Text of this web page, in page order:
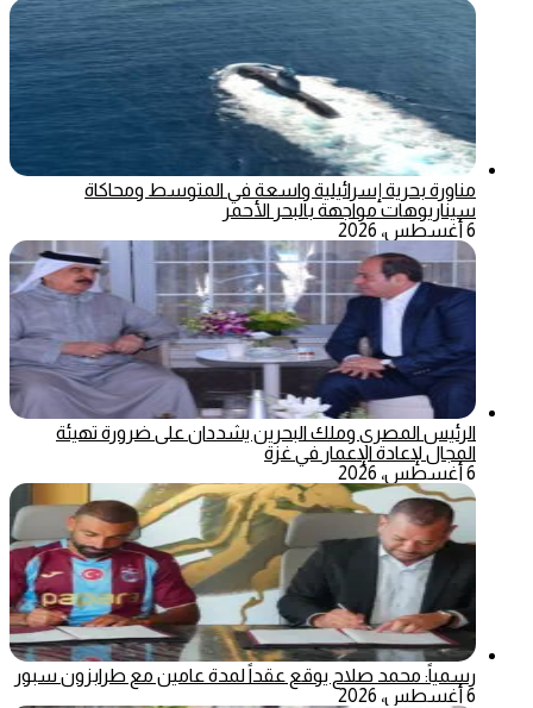
مناورة بحرية إسرائيلية واسعة في المتوسط ومحاكاة
سيناريوهات مواجهة بالبحر الأحمر
6 أغسطس، 2026
الرئيس المصري وملك البحرين يشددان على ضرورة تهيئة
المجال لإعادة الإعمار في غزة
6 أغسطس، 2026
رسمياً: محمد صلاح يوقع عقداً لمدة عامين مع طرابزون سبور
6 أغسطس، 2026